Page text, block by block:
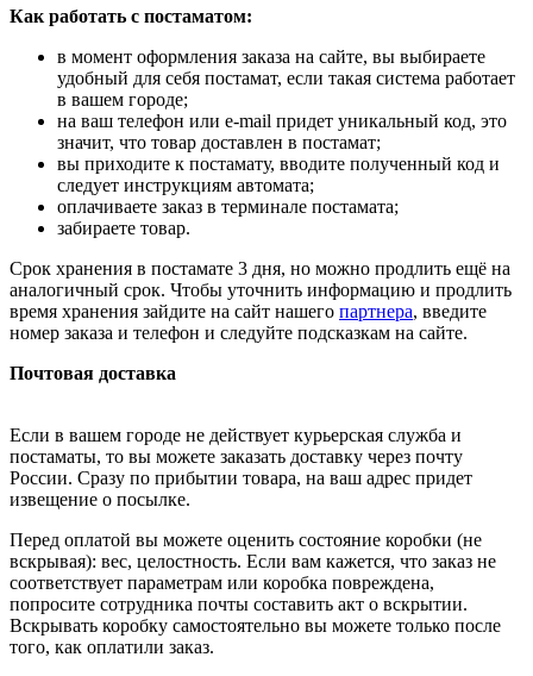
Как работать с постаматом:
в момент оформления заказа на сайте, вы выбираете
удобный для себя постамат, если такая система работает
в вашем городе;
на ваш телефон или e-mail придет уникальный код, это
значит, что товар доставлен в постамат;
вы приходите к постамату, вводите полученный код и
следует инструкциям автомата;
оплачиваете заказ в терминале постамата;
забираете товар.
Срок хранения в постамате 3 дня, но можно продлить ещё на
аналогичный срок. Чтобы уточнить информацию и продлить
время хранения зайдите на сайт нашего партнера, введите
номер заказа и телефон и следуйте подсказкам на сайте.
Почтовая доставка
Если в вашем городе не действует курьерская служба и
постаматы, то вы можете заказать доставку через почту
России. Сразу по прибытии товара, на ваш адрес придет
извещение о посылке.
Перед оплатой вы можете оценить состояние коробки (не
вскрывая): вес, целостность. Если вам кажется, что заказ не
соответствует параметрам или коробка повреждена,
попросите сотрудника почты составить акт о вскрытии.
Вскрывать коробку самостоятельно вы можете только после
того, как оплатили заказ.